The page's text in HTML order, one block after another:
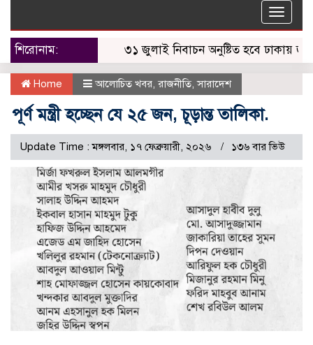
Toggle
শিরোনাম:
৩১ জুলাই নিবাচন অনু‌ষ্টিত হ‌বে ঢাকায়
Home আলোচিত খবর, রাজনীতি,সারাদেশ
পূর্ণ মন্ত্রী হচ্ছেন যে ২৫ জন, চূড়ান্ত তালিকা.
Update Time : মঙ্গলবার, ১৭ ফেব্রুয়ারী, ২০২৬ ১৩৬ বার ভিউ